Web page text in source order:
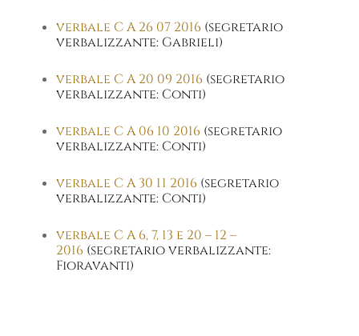
verbale C A 26 07 2016 (segretario
verbalizzante: Gabrieli)
verbale C A 20 09 2016 (segretario
verbalizzante: Conti)
verbale C A 06 10 2016 (segretario
verbalizzante: Conti)
verbale C A 30 11 2016 (segretario
verbalizzante: Conti)
verbale C A 6, 7, 13 e 20 – 12 –
2016 (segretario verbalizzante:
Fioravanti)